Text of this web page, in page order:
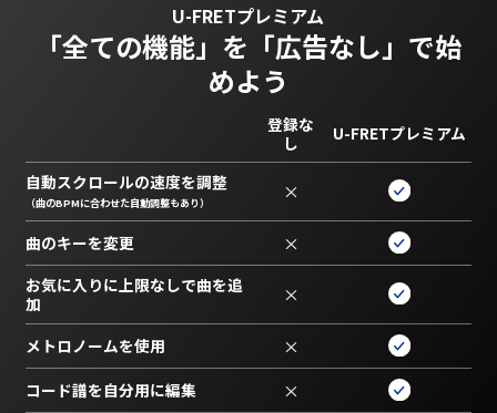
U-FRETプレミアム
「全ての機能」を 「広告なし」で始
めよう
登録な
し
U-FRETプレミアム
自動スクロールの速度を調整
（曲のBPMに合わせた自動調整もあり） ×
曲のキーを変更 ×
お気に入りに上限なしで曲を追
加
×
メトロノームを使用 ×
コード譜を自分用に編集 ×